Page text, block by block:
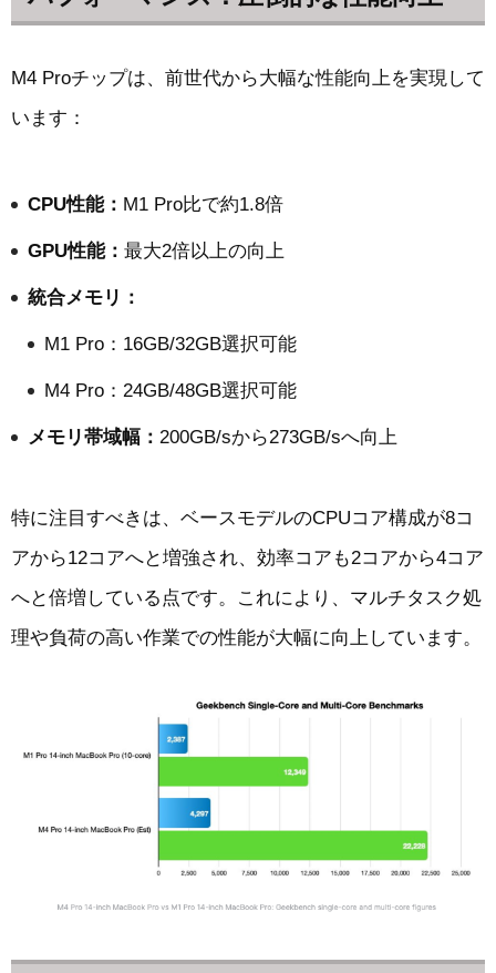
M4 Proチップは、前世代から大幅な性能向上を実現して
います：
CPU性能： M1 Pro比で約1.8倍
GPU性能： 最大2倍以上の向上
統合メモリ：
M1 Pro：16GB/32GB選択可能
M4 Pro：24GB/48GB選択可能
メモリ帯域幅： 200GB/sから273GB/sへ向上
特に注目すべきは、ベースモデルのCPUコア構成が8コ
アから12コアへと増強され、効率コアも2コアから4コア
へと倍増している点です。これにより、マルチタスク処
理や負荷の高い作業での性能が大幅に向上しています。